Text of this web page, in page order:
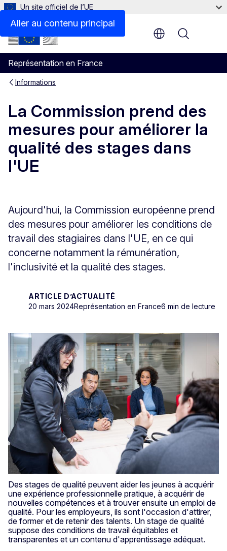
Aller au contenu principal
Un site officiel de l’UE
Représentation en France
Menu
Informations
La Commission prend des
mesures pour améliorer la
qualité des stages dans
l'UE
Aujourd'hui, la Commission européenne prend
des mesures pour améliorer les conditions de
travail des stagiaires dans l'UE, en ce qui
concerne notamment la rémunération,
l'inclusivité et la qualité des stages.
ARTICLE D’ACTUALITÉ
20 mars 2024Représentation en France6 min de lecture
Des stages de qualité peuvent aider les jeunes à acquérir
une expérience professionnelle pratique, à acquérir de
nouvelles compétences et à trouver ensuite un emploi de
qualité. Pour les employeurs, ils sont l'occasion d'attirer,
de former et de retenir des talents. Un stage de qualité
suppose des conditions de travail équitables et
transparentes et un contenu d'apprentissage adéquat.